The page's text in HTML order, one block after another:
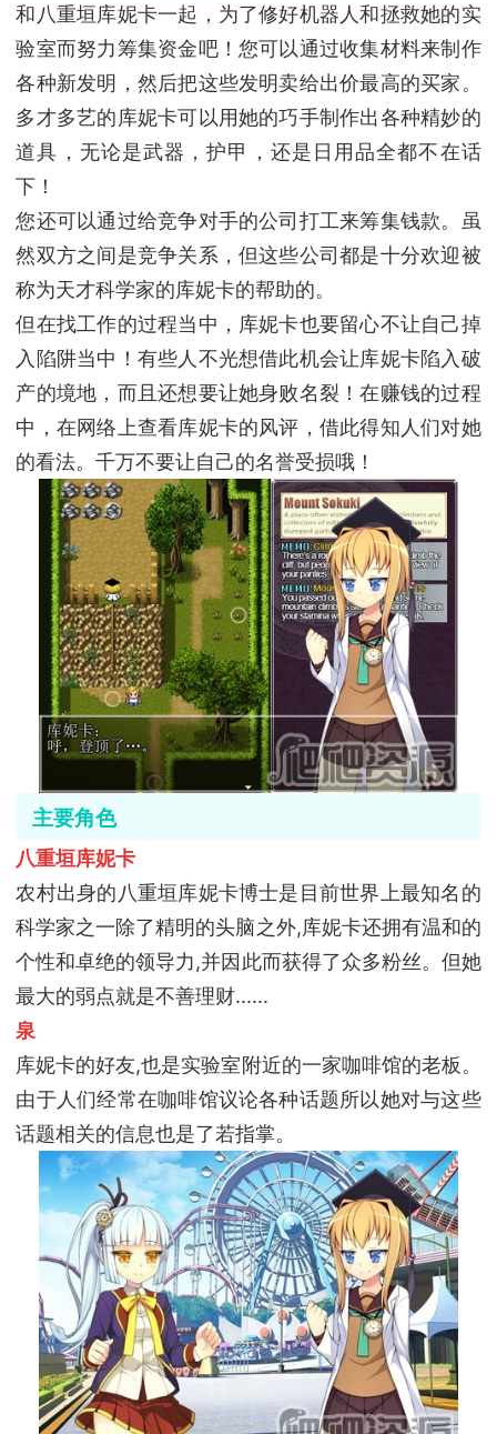
和八重垣库妮卡一起，为了修好机器人和拯救她的实
验室而努力筹集资金吧！您可以通过收集材料来制作
各种新发明，然后把这些发明卖给出价最高的买家。
多才多艺的库妮卡可以用她的巧手制作出各种精妙的
道具，无论是武器，护甲，还是日用品全都不在话
下！
您还可以通过给竞争对手的公司打工来筹集钱款。虽
然双方之间是竞争关系，但这些公司都是十分欢迎被
称为天才科学家的库妮卡的帮助的。
但在找工作的过程当中，库妮卡也要留心不让自己掉
入陷阱当中！有些人不光想借此机会让库妮卡陷入破
产的境地，而且还想要让她身败名裂！在赚钱的过程
中，在网络上查看库妮卡的风评，借此得知人们对她
的看法。千万不要让自己的名誉受损哦！
主要角色
八重垣库妮卡
农村出身的八重垣库妮卡博士是目前世界上最知名的
科学家之一除了精明的头脑之外,库妮卡还拥有温和的
个性和卓绝的领导力,并因此而获得了众多粉丝。但她
最大的弱点就是不善理财......
泉
库妮卡的好友,也是实验室附近的一家咖啡馆的老板。
由于人们经常在咖啡馆议论各种话题所以她对与这些
话题相关的信息也是了若指掌。